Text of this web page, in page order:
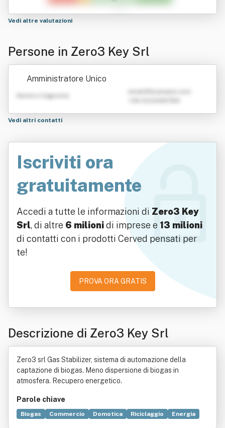
Vedi altre valutazioni
Persone in Zero3 Key Srl
Amministratore Unico
Nome e Cognome
Vedi altri contatti
Iscriviti ora
gratuitamente
Accedi a tutte le informazioni di Zero3 Key
Srl, di altre 6 milionidi imprese e 13 milioni
di contatti con i prodotti Cerved pensati per
te!
PROVA ORA GRATIS
Descrizione di Zero3 Key Srl
Zero3 srl Gas Stabilizer, sistema di automazione della
captazione di biogas. Meno dispersione di biogas in
atmosfera. Recupero energetico.
Parole chiave
Biogas Commercio Domotica Riciclaggio
Energia